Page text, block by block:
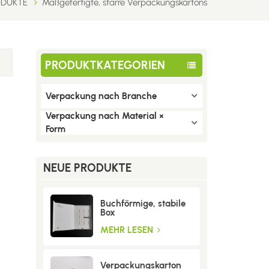
Maßgefertigte, starre Verpackungskartons
PRODUKTKATEGORIEN
Verpackung nach Branche
Verpackung nach Material ×
Form
NEUE PRODUKTE
Buchförmige, stabile
Box
MEHR LESEN
Verpackungskarton